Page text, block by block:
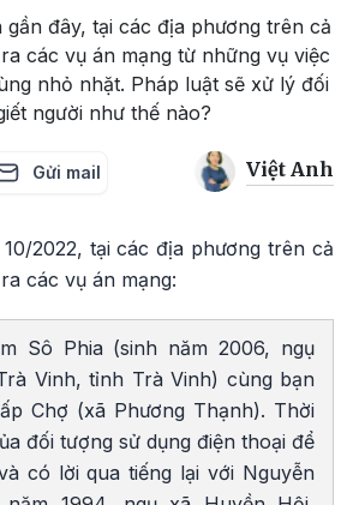
gần đây, tại các địa phương trên cả
các vụ án mạng từ những vụ việc
nhỏ nhặt. Pháp luật sẽ xử lý đối
người như thế nào?
Gửi mail Việt Anh
2022, tại các địa phương trên cả
các vụ án mạng:
Sô Phia (sinh năm 2006, ngụ
Vinh, tỉnh Trà Vinh) cùng bạn
Chợ (xã Phương Thạnh). Thời
đối tượng sử dụng điện thoại để
có lời qua tiếng lại với Nguyễn